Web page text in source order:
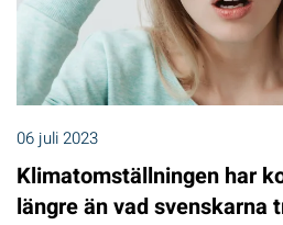
06 juli 2023
Klimatomställningen har
längre än vad svenskarna